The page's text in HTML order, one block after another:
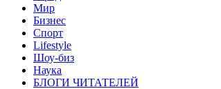
Мир
Бизнес
Спорт
Lifestyle
Шоу-биз
Наука
БЛОГИ ЧИТАТЕЛЕЙ